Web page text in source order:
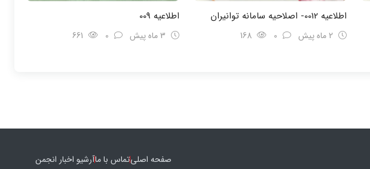
اطلاعیه 0012- اصلاحیه سامانه توانیران اطلاعیه 009
صفحه اصلیتماس با ماآرشیو اخبار انجمن